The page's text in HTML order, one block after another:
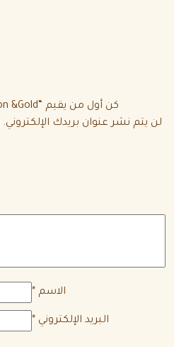
كن أول من يقيم “Cartier watch women balloon &Gold”
لن يتم نشر عنوان بريدك الإلكتروني.
الاسم*
البريد الإلكتروني*